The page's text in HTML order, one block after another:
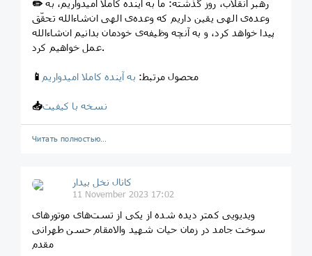
✏️ رهبر انقلاب، روز گذشته: ما به آینده کاملاً امیدواریم، به
وعده‌ی الهی یقین داریم که وعده‌ی الهی ان‌شاءالله تحقّق
پیدا خواهد کرد، و به آنچه وظیفه‌ی خودمان بدانیم ان‌شاءالله
عمل خواهیم کرد.
📱 محصول مرتبط: به آینده کاملا امیدواریم
📥نسخه با کیفیت
Читать полностью…
کانال نخل بیدار
11 November 2023 17:02
ویدیویی کمتر دیده شده از یکی از تست‌های موتورهای
سوخت جامد در زمان حیات شهید والامقام حسن طهرانی
مقدم